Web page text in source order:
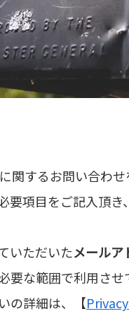
関するお問い合わせ
要項目をご記入頂き
いただいたメールア
要な範囲で利用させ
の詳細は、【